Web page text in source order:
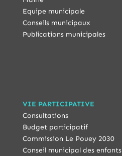
Equipe municipale
Conseils municipaux
Publications municipales
VIE PARTICIPATIVE
Consultations
Budget participatif
Commission Le Pouey 2030
Conseil municipal des enfants